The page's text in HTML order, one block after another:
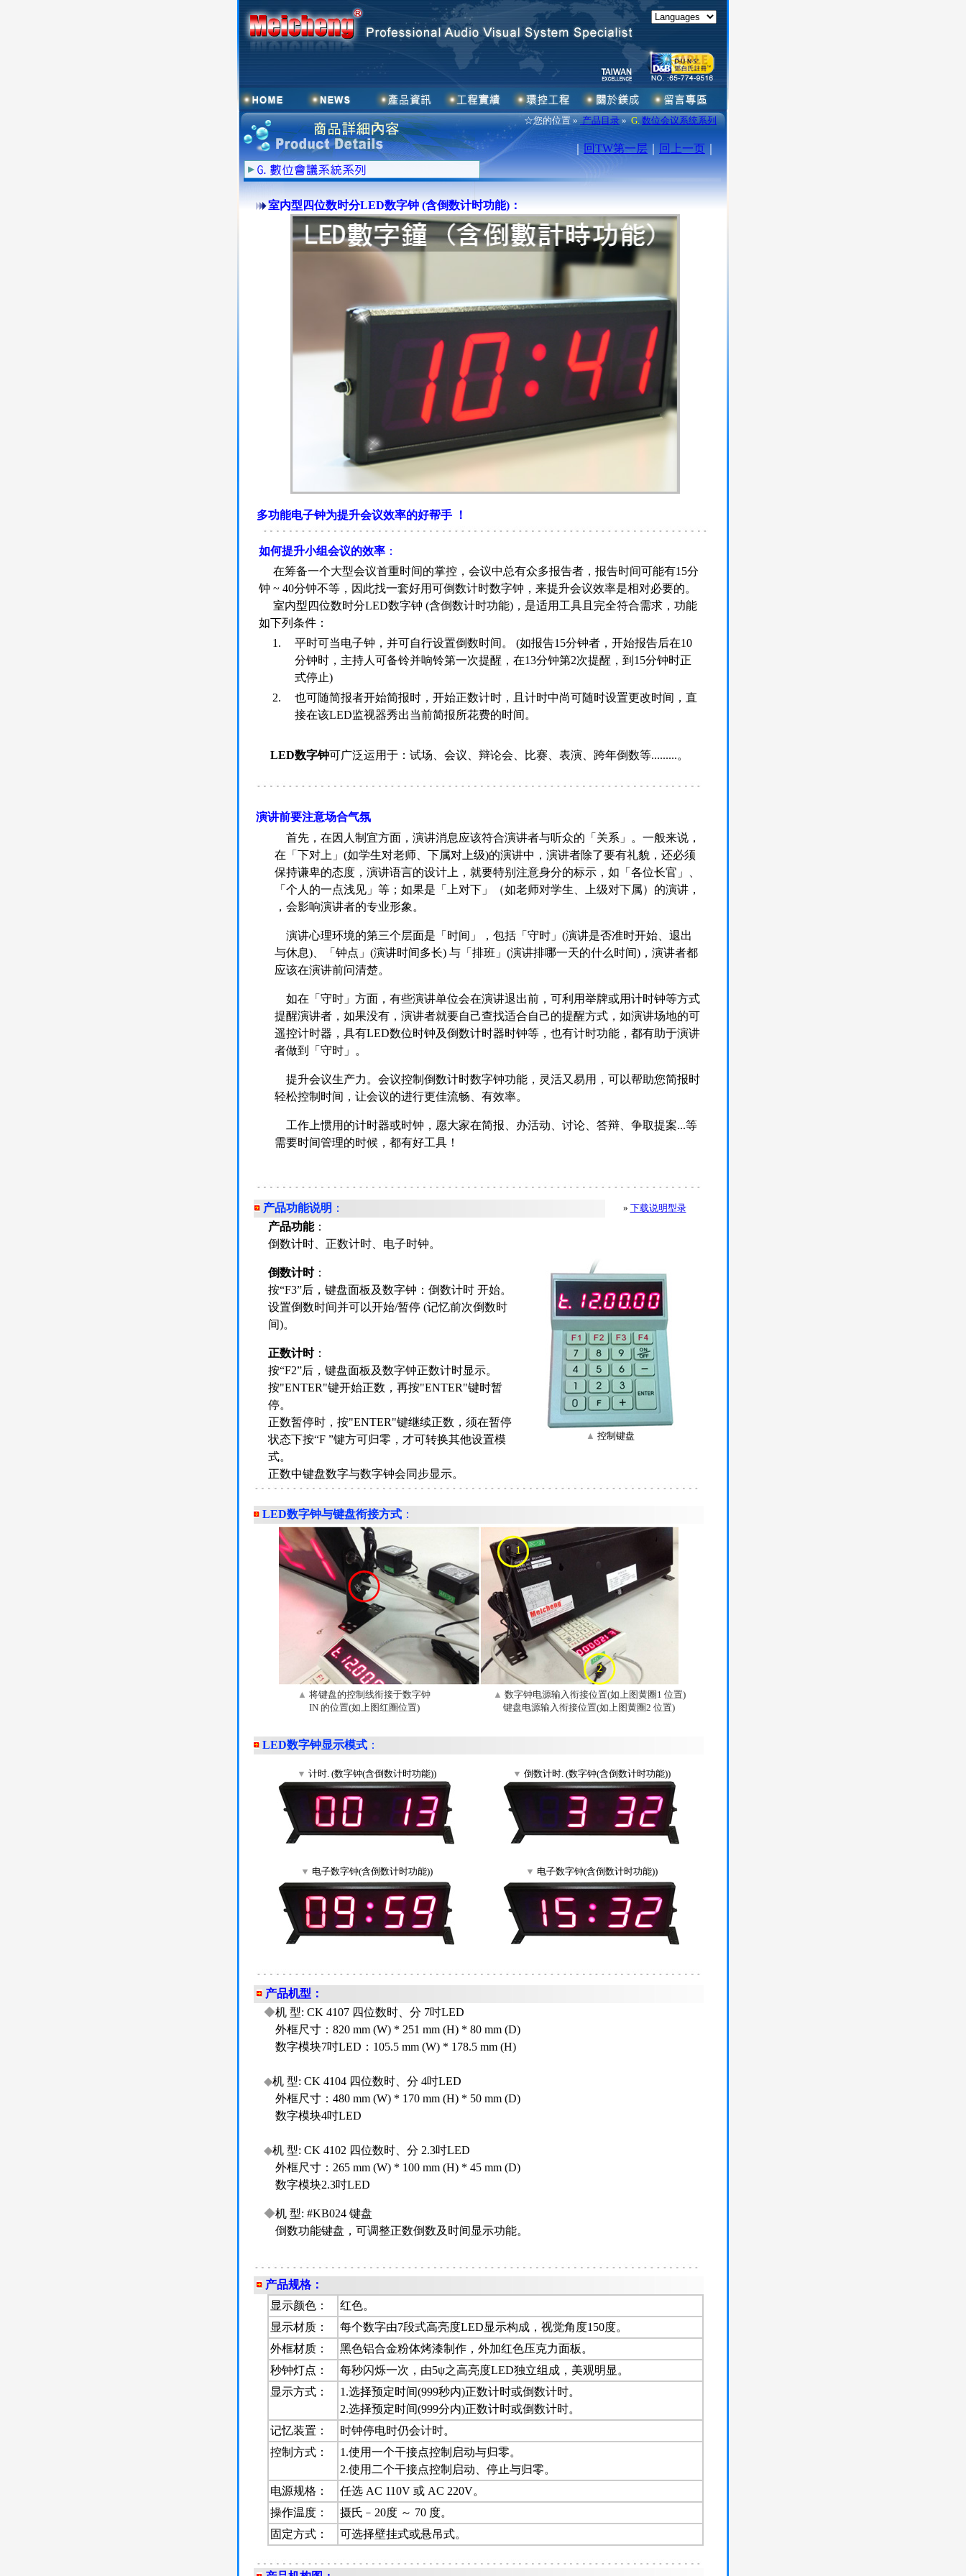
☆您的位置 » 产品目录 » G. 数位会议系统系列
｜回TW第一层 回上一页
室内型四位数时分LED数字钟 (含倒数计时功能)：
多功能电子钟为提升会议效率的好帮手 ！
如何提升小组会议的效率 ：
在筹备一个大型会议首重时间的掌控，会议中总有众多报告者，报告时间可能有15分
钟 ~ 40分钟不等，因此找一套好用可倒数计时数字钟，来提升会议效率是相对必要的。
室内型四位数时分LED数字钟 (含倒数计时功能)，是适用工具且完全符合需求，功能
如下列条件：
1.
平时可当电子钟，并可自行设置倒数时间。 (如报告15分钟者，开始报告后在10
分钟时，主持人可备铃并响铃第一次提醒，在13分钟第2次提醒，到15分钟时正
式停止)
2.
也可随简报者开始简报时，开始正数计时，且计时中尚可随时设置更改时间，直
接在该LED监视器秀出当前简报所花费的时间。
LED数字钟可广泛运用于：试场、会议、辩论会、比赛、表演、跨年倒数等.........。
演讲前要注意场合气氛
首先，在因人制宜方面，演讲消息应该符合演讲者与听众的「关系」。一般来说，
在「下对上」(如学生对老师、下属对上级)的演讲中，演讲者除了要有礼貌，还必须
保持谦卑的态度，演讲语言的设计上，就要特别注意身分的标示，如「各位长官」、
「个人的一点浅见」等；如果是「上对下」（如老师对学生、上级对下属）的演讲，
，会影响演讲者的专业形象。
演讲心理环境的第三个层面是「时间」，包括「守时」(演讲是否准时开始、退出
与休息)、「钟点」(演讲时间多长) 与「排班」(演讲排哪一天的什么时间)，演讲者都
应该在演讲前问清楚。
如在「守时」方面，有些演讲单位会在演讲退出前，可利用举牌或用计时钟等方式
提醒演讲者，如果没有，演讲者就要自己查找适合自己的提醒方式，如演讲场地的可
遥控计时器，具有LED数位时钟及倒数计时器时钟等，也有计时功能，都有助于演讲
者做到「守时」。
提升会议生产力。会议控制倒数计时数字钟功能，灵活又易用，可以帮助您简报时
轻松控制时间，让会议的进行更佳流畅、有效率。
工作上惯用的计时器或时钟，愿大家在简报、办活动、讨论、答辩、争取提案...等
需要时间管理的时候，都有好工具！
产品功能说明 ： » 下载说明型录
产品功能：
倒数计时、正数计时、电子时钟。
倒数计时：
按“F3”后，键盘面板及数字钟：倒数计时 开始。
设置倒数时间并可以开始/暂停 (记忆前次倒数时
间)。
正数计时：
按“F2”后，键盘面板及数字钟正数计时显示。
按"ENTER"键开始正数，再按"ENTER"键时暂
停。
正数暂停时，按"ENTER"键继续正数，须在暂停
状态下按“F ”键方可归零，才可转换其他设置模
式。
正数中键盘数字与数字钟会同步显示。
▲ 控制键盘
LED数字钟与键盘衔接方式 ：
▲ 将键盘的控制线衔接于数字钟
IN 的位置(如上图红圈位置)
▲ 数字钟电源输入衔接位置(如上图黄圈1 位置)
键盘电源输入衔接位置(如上图黄圈2 位置)
LED数字钟显示模式 ：
▼ 计时. (数字钟(含倒数计时功能)) ▼ 倒数计时. (数字钟(含倒数计时功能))
▼ 电子数字钟(含倒数计时功能)) ▼ 电子数字钟(含倒数计时功能))
产品机型 ：
◆机 型: CK 4107 四位数时、分 7吋LED
外框尺寸：820 mm (W) * 251 mm (H) * 80 mm (D)
数字模块7吋LED：105.5 mm (W) * 178.5 mm (H)
◆机 型: CK 4104 四位数时、分 4吋LED
外框尺寸：480 mm (W) * 170 mm (H) * 50 mm (D)
数字模块4吋LED
◆机 型: CK 4102 四位数时、分 2.3吋LED
外框尺寸：265 mm (W) * 100 mm (H) * 45 mm (D)
数字模块2.3吋LED
◆机 型: #KB024 键盘
倒数功能键盘，可调整正数倒数及时间显示功能。
产品规格：
显示颜色：
红色。
显示材质：
每个数字由7段式高亮度LED显示构成，视觉角度150度。
外框材质：
黑色铝合金粉体烤漆制作，外加红色压克力面板。
秒钟灯点：
每秒闪烁一次，由5ψ之高亮度LED独立组成，美观明显。
显示方式：
1.选择预定时间(999秒内)正数计时或倒数计时。
2.选择预定时间(999分内)正数计时或倒数计时。
记忆装置：
时钟停电时仍会计时。
控制方式：
1.使用一个干接点控制启动与归零。
2.使用二个干接点控制启动、停止与归零。
电源规格：
任选 AC 110V 或 AC 220V。
操作温度：
摄氏﹣20度 ～ 70 度。
固定方式：
可选择壁挂式或悬吊式。